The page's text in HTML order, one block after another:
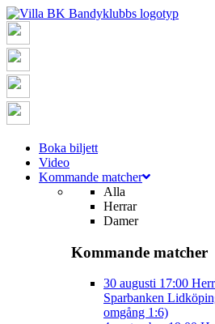
Boka biljett
Video
Kommande matcher
Alla
Herrar
Damer
Kommande matcher
30 augusti 17:00
Sparbanken
omgång 1:6)